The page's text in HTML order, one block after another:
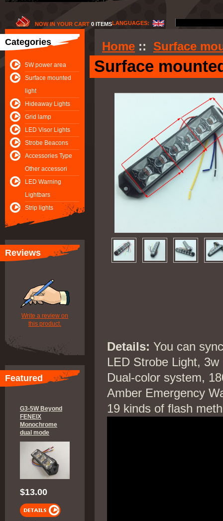
NOW IN YOUR CART 0 ITEMSLANGUAGES:
Categories
5W power area
Surface mounted
light
Hideaway Lights
Grid lamp
LED Visor Lights
Strobe Beacons
Accessories Type
Other accessori
LED Warning
Lightbars
Strip lights
Reviews
Write a review on
this product.
Featured
G3-5W Beyond
FENEIX
Monochrome
dual mode
$13.00
Home :: Surface
Surface
Details: You can
LED Strobe Light,
Dual-color system,
Amber Emergency
19 kinds of flash